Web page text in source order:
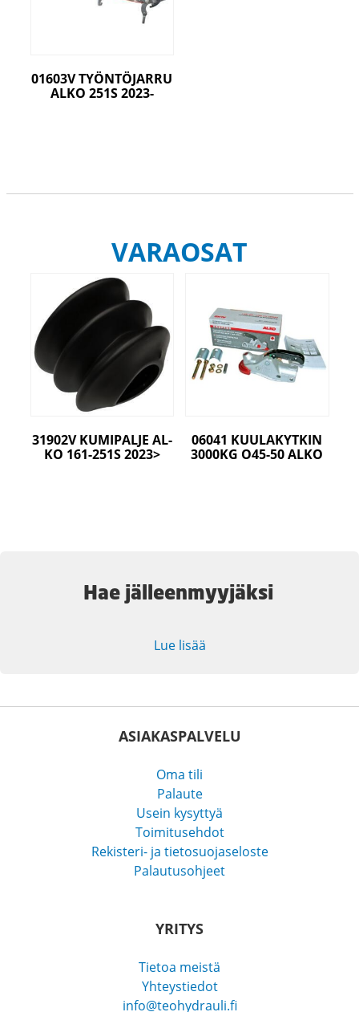
01603V TYÖNTÖJARRU
ALKO 251S 2023-
VARAOSAT
31902V KUMIPALJE AL-
KO 161-251S 2023>
06041 KUULAKYTKIN
3000KG O45-50 ALKO
Hae jälleenmyyjäksi
Lue lisää
ASIAKASPALVELU
Oma tili
Palaute
Usein kysyttyä
Toimitusehdot
Rekisteri- ja tietosuojaseloste
Palautusohjeet
YRITYS
Tietoa meistä
Yhteystiedot
info@teohydrauli.fi